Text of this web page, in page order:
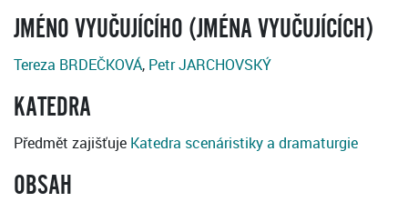
JMÉNO VYUČUJÍCÍHO (JMÉNA VYUČUJÍCÍCH)
Tereza BRDEČKOVÁ, Petr JARCHOVSKÝ
KATEDRA
Předmět zajišťuje Katedra scenáristiky a dramaturgie
OBSAH